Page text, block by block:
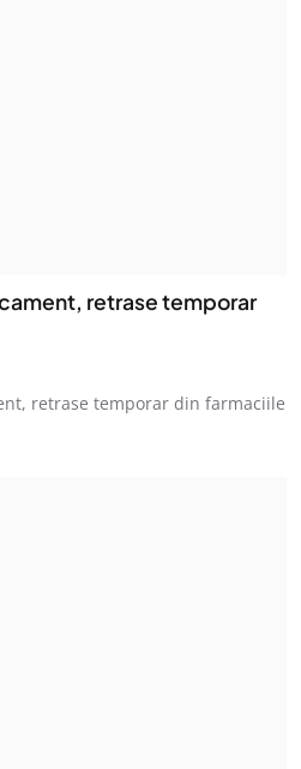
retrase temporar
retrase temporar din farmaciile